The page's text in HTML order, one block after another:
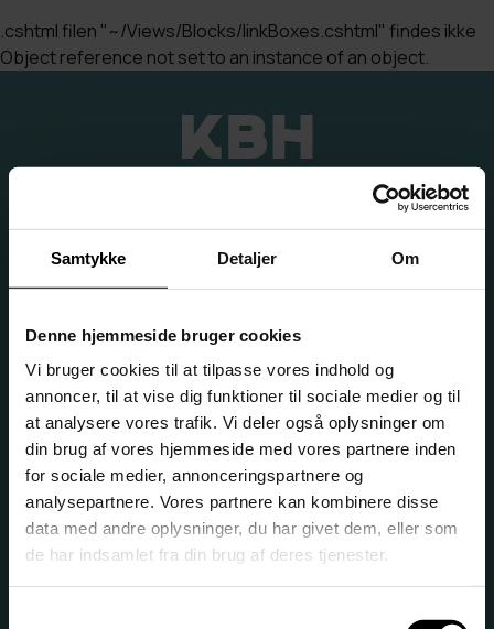
Samtykke Detaljer Om
Denne hjemmeside bruger cookies
Vi bruger cookies til at tilpasse vores indhold og
annoncer, til at vise dig funktioner til sociale medier og til
at analysere vores trafik. Vi deler også oplysninger om
din brug af vores hjemmeside med vores partnere inden
for sociale medier, annonceringspartnere og
analysepartnere. Vores partnere kan kombinere disse
data med andre oplysninger, du har givet dem, eller som
de har indsamlet fra din brug af deres tjenester.
.cshtml filen "~/Views/Blocks/linkBoxes.cshtml" findes ikke
Object reference not set to an instance of an object.
Institutionsnr. 167250 • EAN. 5798000558632 • CVR. 29546142
Hvidovre-afdeling •Åmarkvej 1, 2650 Hvidovre
kbhsyd@kbhsyd.dk• Tlf: 45114300
Amager-afdeling
Amager Strandvej 390, 2770
Kastrup
•kbhsyd@kbhsyd.dk Tlf: 45114300
Vejledning og tilmelding